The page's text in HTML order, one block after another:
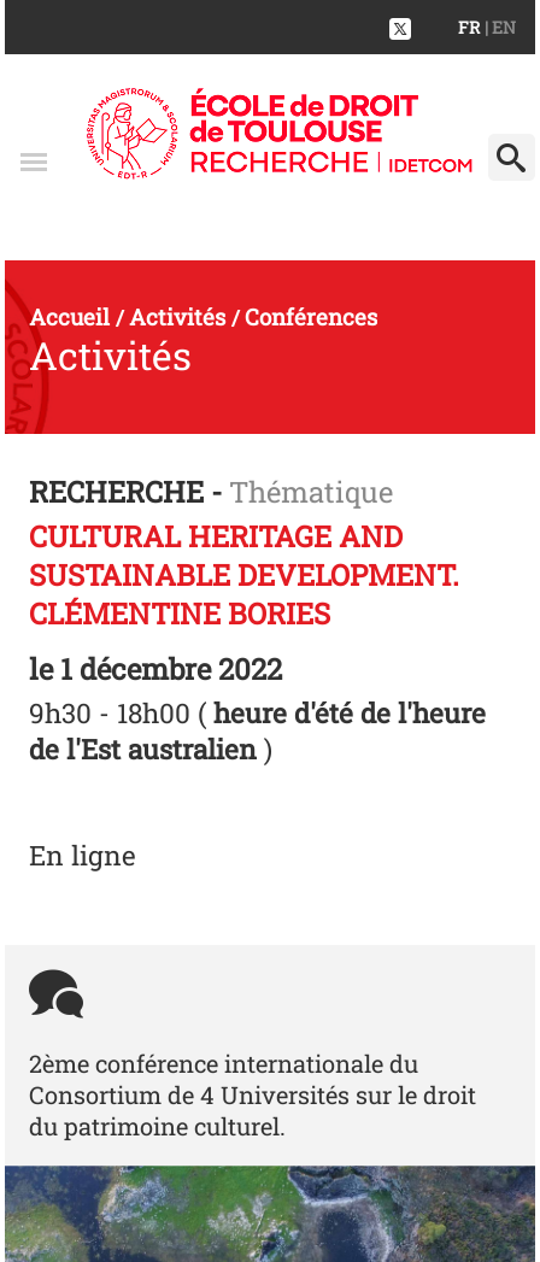
FR | EN
Accueil/Activités/Conférences
Activités
RECHERCHE - Thématique
CULTURAL HERITAGE AND
SUSTAINABLE DEVELOPMENT.
CLÉMENTINE BORIES
le1 décembre 2022
9h30 - 18h00 (heure d'été de l'heure
de l'Est australien )
En ligne
2ème conférence internationale du
Consortium de 4 Universités sur le droit
du patrimoine culturel.